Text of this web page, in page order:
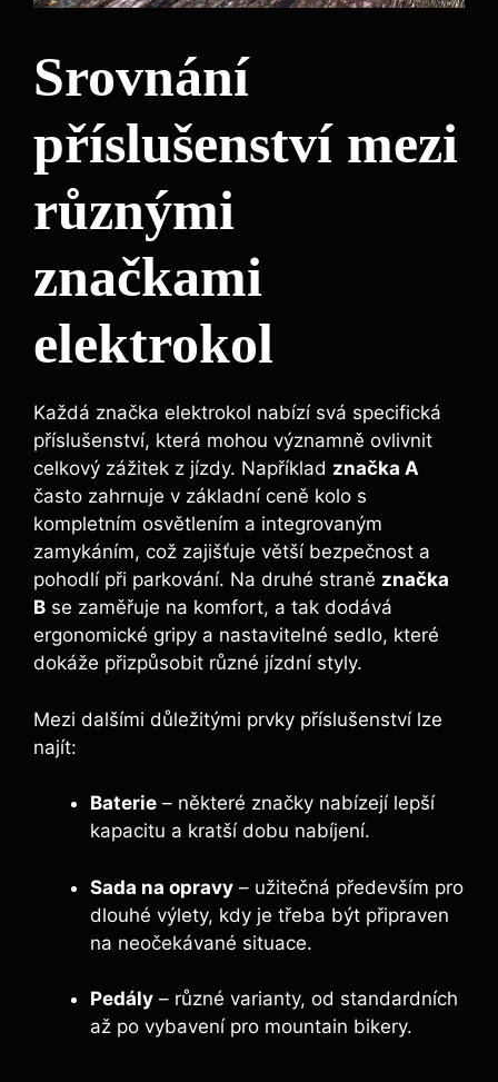
Srovnání
příslušenství mezi
různými
značkami
elektrokol
Každá značka elektrokol nabízí svá specifická
příslušenství, která mohou významně ovlivnit
celkový zážitek z jízdy. Například značka A
často zahrnuje v základní ceně kolo s
kompletním osvětlením a integrovaným
zamykáním, což zajišťuje větší bezpečnost a
pohodlí při parkování. Na druhé straně značka
B se zaměřuje na komfort, a tak dodává
ergonomické gripy a nastavitelné sedlo, které
dokáže přizpůsobit různé jízdní styly.
Mezi dalšími důležitými prvky příslušenství lze
najít:
Baterie – některé značky nabízejí lepší
kapacitu a kratší dobu nabíjení.
Sada na opravy – užitečná především pro
dlouhé výlety, kdy je třeba být připraven
na neočekávané situace.
Pedály – různé varianty, od standardních
až po vybavení pro mountain bikery.